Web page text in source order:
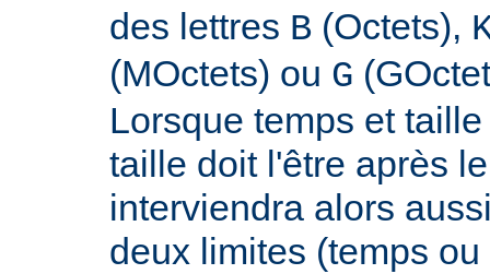
des lettres B (Octets),
(MOctets) ou G
Lorsque temps et
taille doit l'être après
interviendra alors
deux limites (temps